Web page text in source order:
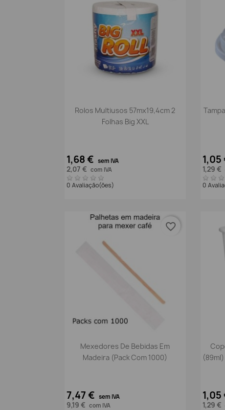
Vista rápida
Rolos Multiusos 57mx19,4cm 2
Folhas Big XXL
1,68 € sem IVA
2,07 € com IVA
0 Avaliação(ões)
1,05
1,29 €
0
Vista rápida
Mexedores De Bebidas Em
Madeira (pack Com 1000)
7,47 € sem IVA
9,19 € com IVA
favorite_border
1,05
1,29 €